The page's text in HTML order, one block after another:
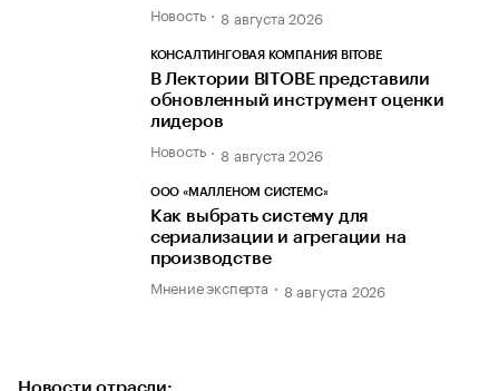
Новость 8 августа 2026
КОНСАЛТИНГОВАЯ КОМПАНИЯ BITOBE
В Лектории BITOBE представили
обновленный инструмент оценки
лидеров
Новость 8 августа 2026
ООО «МАЛЛЕНОМ СИСТЕМС»
Как выбрать систему для
сериализации и агрегации на
производстве
Мнение эксперта 8 августа 2026